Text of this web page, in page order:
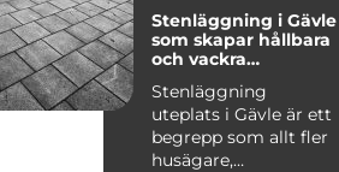
Stenläggning i Gävle
som skapar hållbara
och vackra
Stenläggning
uteplats i Gävle är ett
begrepp som allt fler
husägare,